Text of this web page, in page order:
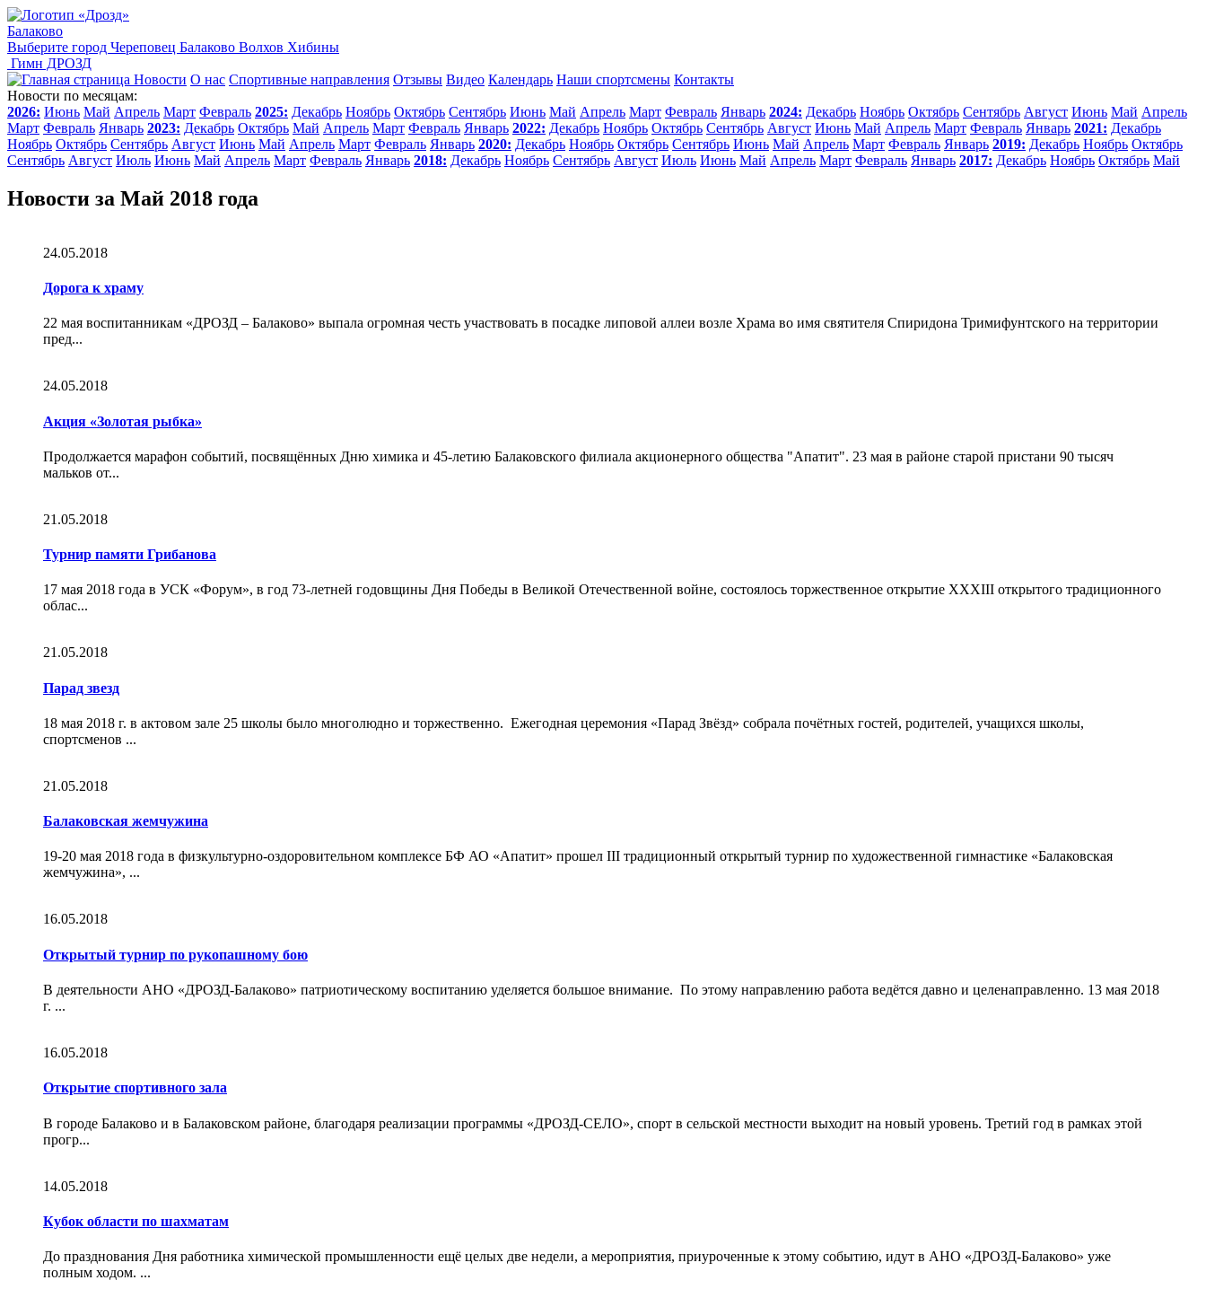
Балаково
Выберите город Череповец Балаково Волхов Хибины
Гимн ДРОЗД
Новости О нас Спортивные направления Отзывы Видео Календарь Наши спортсмены Контакты
Новости по месяцам:
2026: Июнь Май Апрель Март Февраль 2025: Декабрь Ноябрь Октябрь Сентябрь Июнь Май Апрель Март Февраль Январь 2024: Декабрь Ноябрь Октябрь Сентябрь Август Июнь Май Апрель
Март Февраль Январь 2023: Декабрь Октябрь Май Апрель Март Февраль Январь 2022: Декабрь Ноябрь Октябрь Сентябрь Август Июнь Май Апрель Март Февраль Январь 2021: Декабрь
Ноябрь Октябрь Сентябрь Август Июнь Май Апрель Март Февраль Январь 2020: Декабрь Ноябрь Октябрь Сентябрь Июнь Май Апрель Март Февраль Январь 2019: Декабрь Ноябрь Октябрь
Сентябрь Август Июль Июнь Май Апрель Март Февраль Январь 2018: Декабрь Ноябрь Сентябрь Август Июль Июнь Май Апрель Март Февраль Январь 2017: Декабрь Ноябрь Октябрь Май
Новости за Май 2018 года
24.05.2018
Дорога к храму
22 мая воспитанникам «ДРОЗД – Балаково» выпала огромная честь участвовать в посадке липовой аллеи возле Храма во имя святителя Спиридона Тримифунтского на территории
пред...
24.05.2018
Акция «Золотая рыбка»
Продолжается марафон событий, посвящённых Дню химика и 45-летию Балаковского филиала акционерного общества "Апатит". 23 мая в районе старой пристани 90 тысяч
мальков от...
21.05.2018
Турнир памяти Грибанова
17 мая 2018 года в УСК «Форум», в год 73-летней годовщины Дня Победы в Великой Отечественной войне, состоялось торжественное открытие XXХIII открытого традиционного
облас...
21.05.2018
Парад звезд
18 мая 2018 г. в актовом зале 25 школы было многолюдно и торжественно. Ежегодная церемония «Парад Звёзд» собрала почётных гостей, родителей, учащихся школы,
спортсменов ...
21.05.2018
Балаковская жемчужина
19-20 мая 2018 года в физкультурно-оздоровительном комплексе БФ АО «Апатит» прошел III традиционный открытый турнир по художественной гимнастике «Балаковская
жемчужина», ...
16.05.2018
Открытый турнир по рукопашному бою
В деятельности АНО «ДРОЗД-Балаково» патриотическому воспитанию уделяется большое внимание. По этому направлению работа ведётся давно и целенаправленно. 13 мая 2018
г. ...
16.05.2018
Открытие спортивного зала
В городе Балаково и в Балаковском районе, благодаря реализации программы «ДРОЗД-СЕЛО», спорт в сельской местности выходит на новый уровень. Третий год в рамках этой
прогр...
14.05.2018
Кубок области по шахматам
До празднования Дня работника химической промышленности ещё целых две недели, а мероприятия, приуроченные к этому событию, идут в АНО «ДРОЗД-Балаково» уже
полным ходом. ...